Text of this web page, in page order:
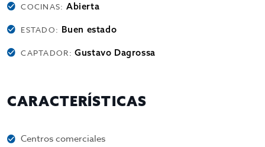
COCINAS: Abierta
ESTADO: Buen estado
CAPTADOR:Gustavo Dagrossa
CARACTERÍSTICAS
Centros comerciales